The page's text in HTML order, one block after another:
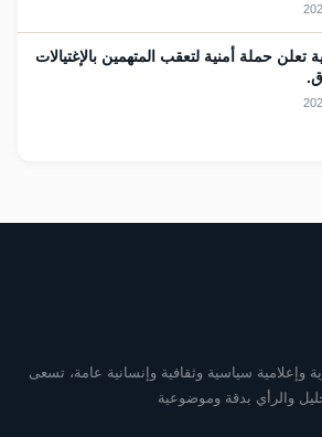
تعلن حملة أمنية لتعقب المتهمين بالإغتيالات
وإعلامية سياسية وثقافية وإنسانية عامة، تسعى
والرأي بدقة وموضوعية